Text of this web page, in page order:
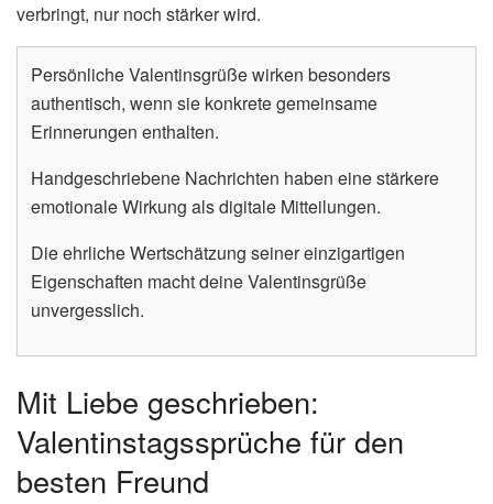
verbringt, nur noch stärker wird.
Persönliche Valentinsgrüße wirken besonders
authentisch, wenn sie konkrete gemeinsame
Erinnerungen enthalten.
Handgeschriebene Nachrichten haben eine stärkere
emotionale Wirkung als digitale Mitteilungen.
Die ehrliche Wertschätzung seiner einzigartigen
Eigenschaften macht deine Valentinsgrüße
unvergesslich.
Mit Liebe geschrieben:
Valentinstagssprüche für den
besten Freund